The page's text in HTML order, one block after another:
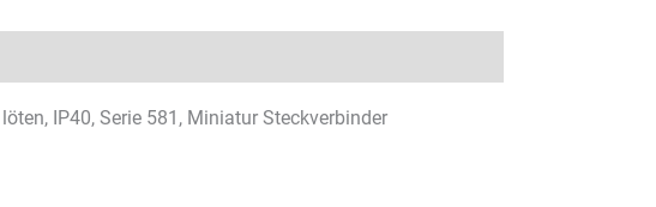
IP40, Serie 581, Miniatur Steckverbinder